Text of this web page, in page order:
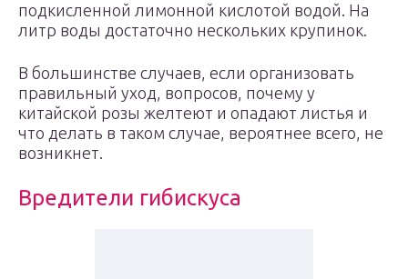
подкисленной лимонной кислотой водой. На
литр воды достаточно нескольких крупинок.
В большинстве случаев, если организовать
правильный уход, вопросов, почему у
китайской розы желтеют и опадают листья и
что делать в таком случае, вероятнее всего, не
возникнет.
Вредители гибискуса